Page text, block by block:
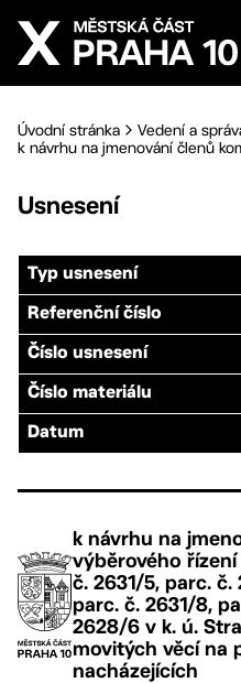
Přejít na hlavní obsah
Úvodní stránka Vedení a
k návrhu na jmenování členů
Usnesení
Typ usnesení
Referenční číslo
Číslo usnesení
Číslo materiálu
Datum
k návrhu na
výběrového
č. 2631/5, parc. č.
parc. č. 2631/8,
2628/6 v k. ú.
movitých věcí na
nacházejících